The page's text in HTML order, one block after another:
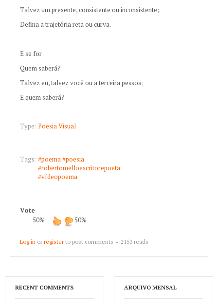
Talvez um presente, consistente ou inconsistente;
Defina a trajetória reta ou curva.
E se for
Quem saberá?
Talvez eu, talvez você ou a terceira pessoa;
E quem saberá?
Type: Poesia Visual
Tags: #poema #poesia
#robertomelloescritorepoeta
#vídeopoema
Vote
50%
50%
Log in or registerto post comments 2153 reads
RECENT COMMENTS ARQUIVO MENSAL